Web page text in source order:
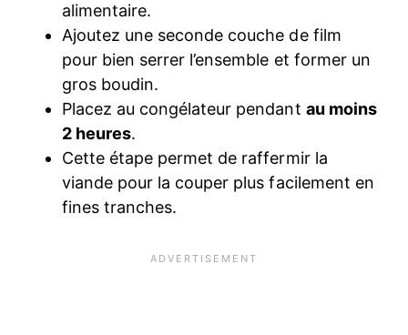
alimentaire.
Ajoutez une seconde couche de film
pour bien serrer l’ensemble et former un
gros boudin.
Placez au congélateur pendant au moins
2 heures.
Cette étape permet de raffermir la
viande pour la couper plus facilement en
fines tranches.